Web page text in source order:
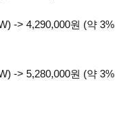
-> 4,290,000원 (약 3%
-> 5,280,000원 (약 3%